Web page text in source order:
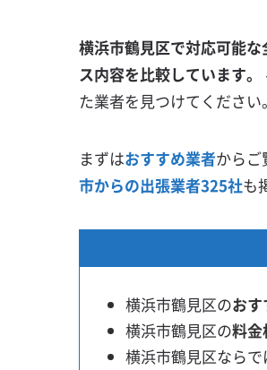
横浜市鶴見区で対応可能
ス内容を比較しています。
た業者を見つけてください。
まずはおすすめ業者からご
市からの出張業者325社も
横浜市鶴見区のお
横浜市鶴見区の料金
横浜市鶴見区ならで